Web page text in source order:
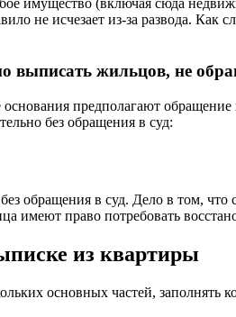
имущество (включая сюда
не исчезает из-за развода.
выписать жильцов, не
предполагают обращение
без обращения в суд:
обращения в суд. Дело в том,
имеют право потребовать
из квартиры
основных частей, заполнять